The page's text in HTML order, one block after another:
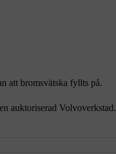
att bromsvätska fyllts på.
auktoriserad Volvoverkstad.